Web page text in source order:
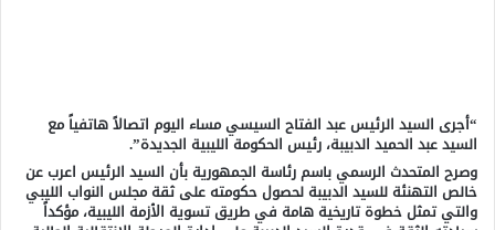
“أجرى السيد الرئيس عبد الفتاح السيسي مساء اليوم اتصالاً هاتفياً مع
السيد عبد الحميد الدبيبة، رئيس الحكومة الليبية الجديدة”.
وصرح المتحدث الرسمي باسم رئاسة الجمهورية بأن السيد الرئيس اعرب عن
خالص التهنئة للسيد الدبيبة لحصول حكومته على ثقة مجلس النواب الليبي
والتي تمثل خطوة تاريخية هامة في طريق تسوية الأزمة الليبية، مؤكداً